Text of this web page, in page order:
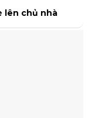
lên chủ nhà